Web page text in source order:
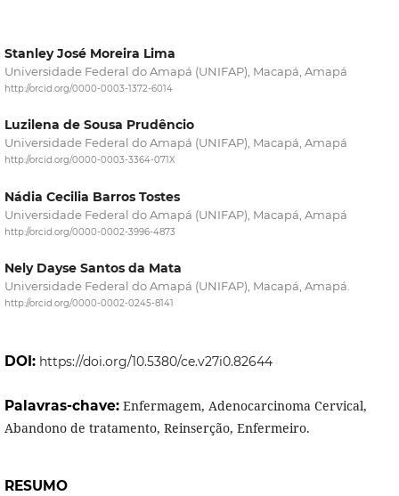
Stanley José Moreira Lima
Universidade Federal do Amapá (UNIFAP), Macapá, Amapá
http://orcid.org/0000-0003-1372-6014
Luzilena de Sousa Prudêncio
Universidade Federal do Amapá (UNIFAP), Macapá, Amapá
http://orcid.org/0000-0003-3364-071X
Nádia Cecilia Barros Tostes
Universidade Federal do Amapá (UNIFAP), Macapá, Amapá
http://orcid.org/0000-0002-3996-4873
Nely Dayse Santos da Mata
Universidade Federal do Amapá (UNIFAP), Macapá, Amapá.
http://orcid.org/0000-0002-0245-8141
DOI: https://doi.org/10.5380/ce.v27i0.82644
Palavras-chave: Enfermagem, Adenocarcinoma Cervical,
Abandono de tratamento, Reinserção, Enfermeiro.
RESUMO